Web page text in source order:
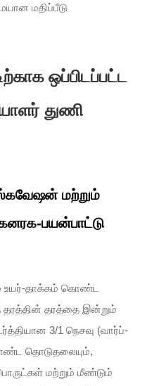
மதிப்பீடு
ஒப்பிடப்பட்ட
துணி
மற்றும்
பயன்பாட்டு
உயர்-தாக்கம் கொண்ட
தரத்தை இன்றும்
3/1 நெசவு (வார்ப்-
தொடுதலையும்,
மற்றும் மீண்டும்